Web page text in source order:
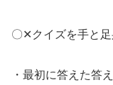
〇✕クイズを手と
・最初に答えた答